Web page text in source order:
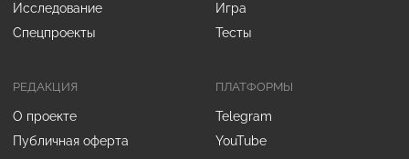
РЕДАКЦИЯ
О проекте
Публичная оферта
Исследование
Игра
Спецпроекты
Тесты
ПЛАТФОРМЫ
Telegram
YouTube